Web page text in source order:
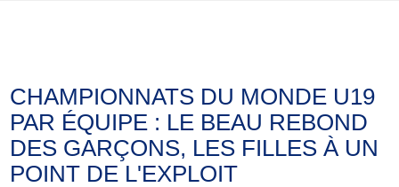
CHAMPIONNATS DU MONDE U19
PAR ÉQUIPE : LE BEAU REBOND
DES GARÇONS, LES FILLES À UN
POINT DE L'EXPLOIT